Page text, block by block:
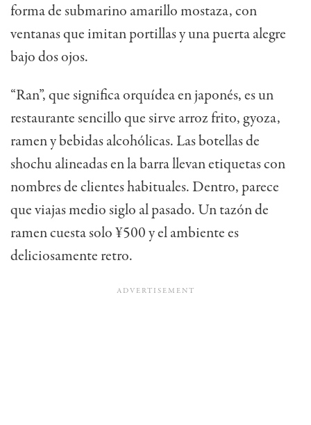
forma de submarino amarillo mostaza, con
ventanas que imitan portillas y una puerta alegre
bajo dos ojos.
“Ran”, que significa orquídea en japonés, es un
restaurante sencillo que sirve arroz frito, gyoza,
ramen y bebidas alcohólicas. Las botellas de
shochu alineadas en la barra llevan etiquetas con
nombres de clientes habituales. Dentro, parece
que viajas medio siglo al pasado. Un tazón de
ramen cuesta solo ¥500 y el ambiente es
deliciosamente retro.